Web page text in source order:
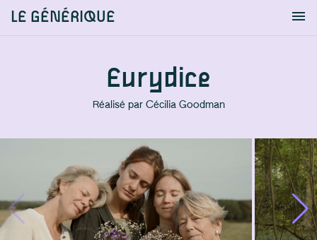
LE GÉNÉRIQUE
Eurydice
Réalisé par Cécilia Goodman